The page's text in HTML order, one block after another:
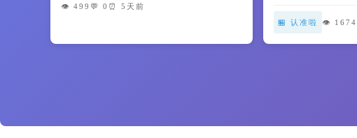
👁️ 499 💬 0 ⏰ 5天前
🏪 认准啦 👁️ 1674